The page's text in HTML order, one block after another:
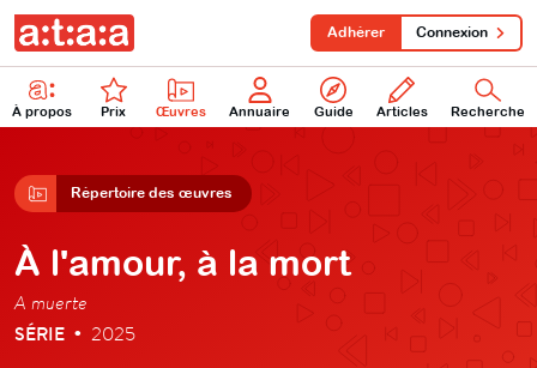
À propos Prix Œuvres Annuaire Guide Articles Recherche
Adhérer Connexion
Répertoire des œuvres
À l'amour, à la mort
A muerte
SÉRIE • 2025